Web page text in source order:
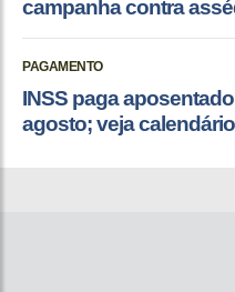
campanha contra
PAGAMENTO
INSS paga
agosto; veja